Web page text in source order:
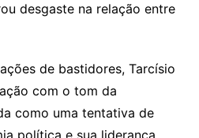
desgaste na relação entre
de bastidores, Tarcísio
com o tom da
como uma tentativa de